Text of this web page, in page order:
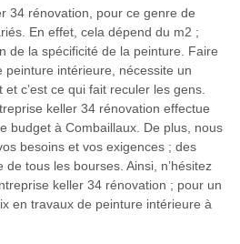
34 rénovation, pour ce genre de
En effet, cela dépend du m2 ;
de la spécificité de la peinture. Faire
peinture intérieure, nécessite un
c’est ce qui fait reculer les gens.
keller 34 rénovation effectue
budget à Combaillaux. De plus, nous
besoins et vos exigences ; des
tous les bourses. Ainsi, n’hésitez
keller 34 rénovation ; pour un
en travaux de peinture intérieure à